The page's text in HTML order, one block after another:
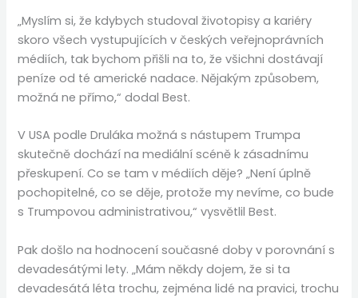
„Myslím si, že kdybych studoval životopisy a kariéry
skoro všech vystupujících v českých veřejnoprávních
médiích, tak bychom přišli na to, že všichni dostávají
peníze od té americké nadace. Nějakým způsobem,
možná ne přímo,“ dodal Best.
V USA podle Druláka možná s nástupem Trumpa
skutečně dochází na mediální scéně k zásadnímu
přeskupení. Co se tam v médiích děje? „Není úplně
pochopitelné, co se děje, protože my nevíme, co bude
s Trumpovou administrativou,“ vysvětlil Best.
Pak došlo na hodnocení současné doby v porovnání s
devadesátými lety. „Mám někdy dojem, že si ta
devadesátá léta trochu, zejména lidé na pravici, trochu